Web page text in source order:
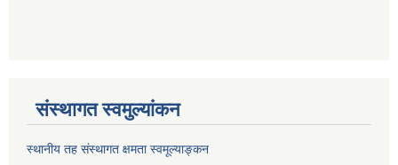
संस्थागत स्वमुल्यांकन
स्थानीय तह संस्थागत क्षमता स्वमूल्याङ्कन